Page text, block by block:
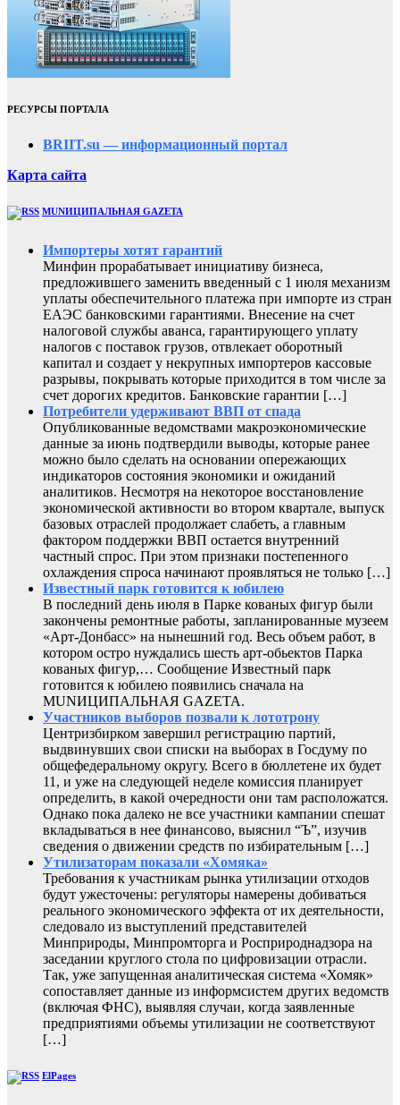
РЕСУРСЫ ПОРТАЛА
BRIIT.su — информационный портал
Карта сайта
MUNИЦИПАЛЬНАЯ GAZЕТА
Импортеры хотят гарантий
Минфин прорабатывает инициативу бизнеса,
предложившего заменить введенный с 1 июля механизм
уплаты обеспечительного платежа при импорте из стран
ЕАЭС банковскими гарантиями. Внесение на счет
налоговой службы аванса, гарантирующего уплату
налогов с поставок грузов, отвлекает оборотный
капитал и создает у некрупных импортеров кассовые
разрывы, покрывать которые приходится в том числе за
счет дорогих кредитов. Банковские гарантии […]
Потребители удерживают ВВП от спада
Опубликованные ведомствами макроэкономические
данные за июнь подтвердили выводы, которые ранее
можно было сделать на основании опережающих
индикаторов состояния экономики и ожиданий
аналитиков. Несмотря на некоторое восстановление
экономической активности во втором квартале, выпуск
базовых отраслей продолжает слабеть, а главным
фактором поддержки ВВП остается внутренний
частный спрос. При этом признаки постепенного
охлаждения спроса начинают проявляться не только […]
Известный парк готовится к юбилею
В последний день июля в Парке кованых фигур были
закончены ремонтные работы, запланированные музеем
«Арт-Донбасс» на нынешний год. Весь объем работ, в
котором остро нуждались шесть арт-обьектов Парка
кованых фигур,… Сообщение Известный парк
готовится к юбилею появились сначала на
MUNИЦИПАЛЬНАЯ GAZЕТА.
Участников выборов позвали к лототрону
Центризбирком завершил регистрацию партий,
выдвинувших свои списки на выборах в Госдуму по
общефедеральному округу. Всего в бюллетене их будет
11, и уже на следующей неделе комиссия планирует
определить, в какой очередности они там расположатся.
Однако пока далеко не все участники кампании спешат
вкладываться в нее финансово, выяснил “Ъ”, изучив
сведения о движении средств по избирательным […]
Утилизаторам показали «Хомяка»
Требования к участникам рынка утилизации отходов
будут ужесточены: регуляторы намерены добиваться
реального экономического эффекта от их деятельности,
следовало из выступлений представителей
Минприроды, Минпромторга и Росприроднадзора на
заседании круглого стола по цифровизации отрасли.
Так, уже запущенная аналитическая система «Хомяк»
сопоставляет данные из информсистем других ведомств
(включая ФНС), выявляя случаи, когда заявленные
предприятиями объемы утилизации не соответствуют
[…]
ElPages